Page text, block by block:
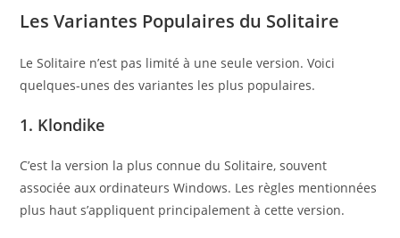
Les Variantes Populaires du Solitaire
Le Solitaire n’est pas limité à une seule version. Voici
quelques-unes des variantes les plus populaires.
1. Klondike
C’est la version la plus connue du Solitaire, souvent
associée aux ordinateurs Windows. Les règles mentionnées
plus haut s’appliquent principalement à cette version.